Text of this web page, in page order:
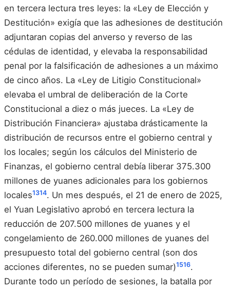
en tercera lectura tres leyes: la «Ley de Elección y
Destitución» exigía que las adhesiones de destitución
adjuntaran copias del anverso y reverso de las
cédulas de identidad, y elevaba la responsabilidad
penal por la falsificación de adhesiones a un máximo
de cinco años. La «Ley de Litigio Constitucional»
elevaba el umbral de deliberación de la Corte
Constitucional a diez o más jueces. La «Ley de
Distribución Financiera» ajustaba drásticamente la
distribución de recursos entre el gobierno central y
los locales; según los cálculos del Ministerio de
Finanzas, el gobierno central debía liberar 375.300
millones de yuanes adicionales para los gobiernos
locales1314. Un mes después, el 21 de enero de 2025,
el Yuan Legislativo aprobó en tercera lectura la
reducción de 207.500 millones de yuanes y el
congelamiento de 260.000 millones de yuanes del
presupuesto total del gobierno central (son dos
acciones diferentes, no se pueden sumar)1516.
Durante todo un período de sesiones, la batalla por